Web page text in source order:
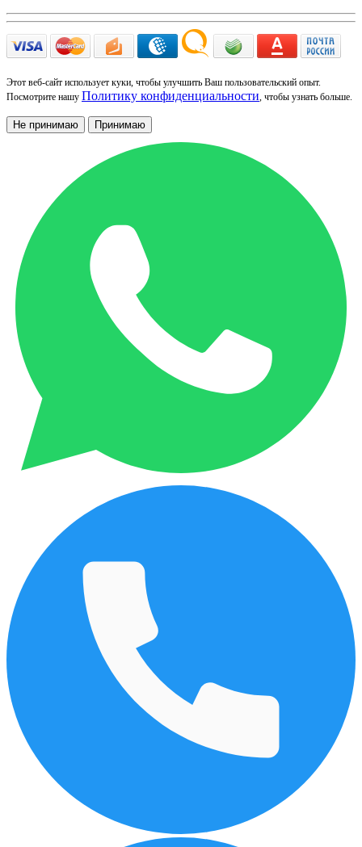
Этот веб-сайт использует куки, чтобы улучшить Ваш пользовательский опыт.
Посмотрите нашу Политику конфиденциальности, чтобы узнать больше.
Не принимаю Принимаю